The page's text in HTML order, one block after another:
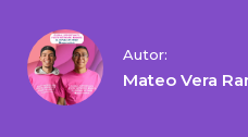
Autor:
Mateo Vera